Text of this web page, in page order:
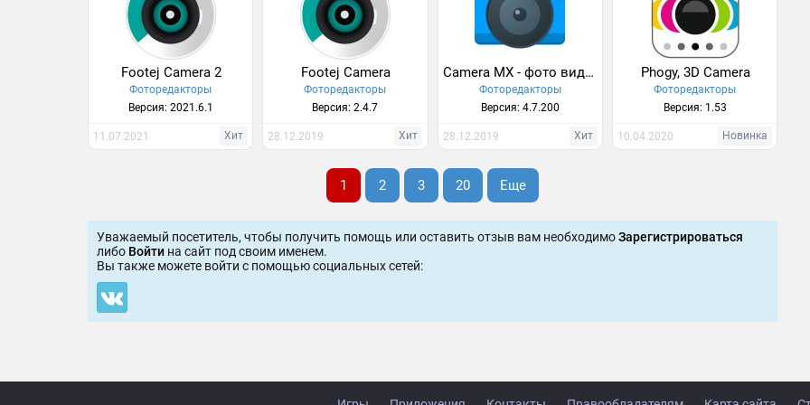
Footej Camera 2
Фоторедакторы
Версия: 2021.6.1
11.07.2021 Хит
Footej Camera
Фоторедакторы
Версия: 2.4.7
28.12.2019 Хит
Camera MX - фото видео камера
Фоторедакторы
Версия: 4.7.200
28.12.2019 Хит
Phogy, 3D Camera
Фоторедакторы
Версия: 1.53
10.04.2020 Новинка
1 2 3 20 Еще
Уважаемый посетитель, чтобы получить помощь или оставить отзыв вам необходимоЗарегистрироваться
либо Войти на сайт под своим именем.
Вы также можете войти c помощью социальных сетей: